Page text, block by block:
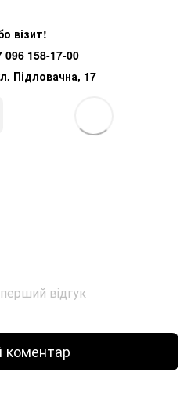
візит!
096 158-17-00
Підловачна, 17
відгук
коментар